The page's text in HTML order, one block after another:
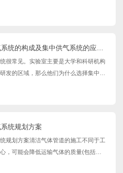
统的构成及集中供气系统的应用
很常见。实验室主要是大学和科研机构
发的区域，那么他们为什么选择集中供
统规划方案
规划方案清洁气体管道的施工不同于工
，可能会降低运输气体的质量(包括纯